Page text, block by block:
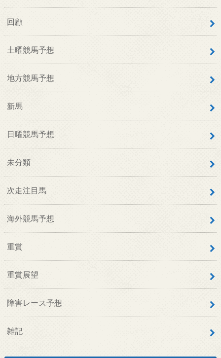
回顧
土曜競馬予想
地方競馬予想
新馬
日曜競馬予想
未分類
次走注目馬
海外競馬予想
重賞
重賞展望
障害レース予想
雑記